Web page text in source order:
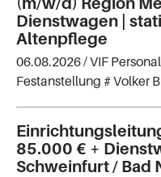
Dienstwagen |
Altenpflege
06.08.2026 /VIF
Festanstellung # Volker
85.000 € +
Schweinfurt / Bad